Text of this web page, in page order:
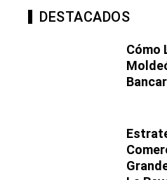
DESTACADOS
Cómo